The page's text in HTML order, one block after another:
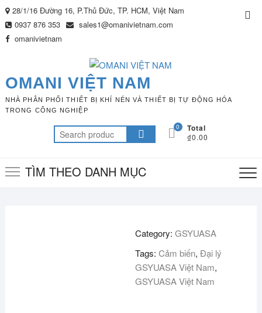
Skip
to
content
28/1/16 Đường 16, P.Thủ Đức, TP. HCM, Việt Nam
0937 876 353
sales1@omanivietnam.com
omanivietnam
OMANI VIỆT NAM
NHÀ PHÂN PHỐI THIẾT BỊ KHÍ NÉN VÀ THIẾT BỊ TỰ ĐỘNG HÓA
TRONG CÔNG NGHIỆP
Search
for:
0 Total
₫0.00
TÌM THEO DANH MỤC
Category:GSYUASA
Tags:Cảm biến,Đại lý
GSYUASA Việt Nam,
GSYUASA Việt Nam